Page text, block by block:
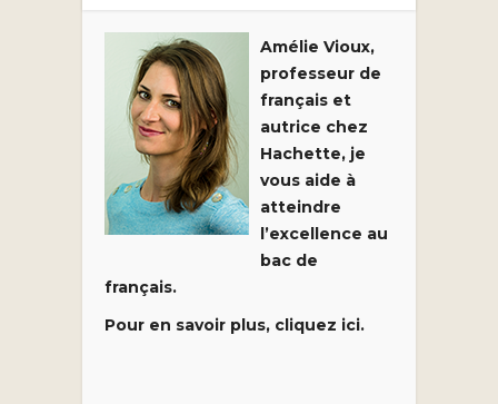
Amélie Vioux,
professeur de
français et
autrice chez
Hachette, je
vous aide à
atteindre
l’excellence au
bac de
français.
Pour en savoir plus, cliquez ici.